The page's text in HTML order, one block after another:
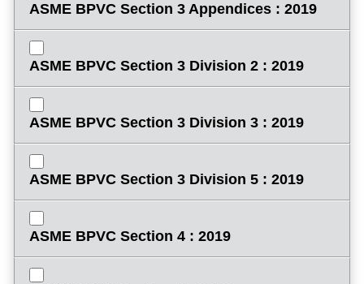
ASME BPVC Section 3 Appendices : 2019
ASME BPVC Section 3 Division 2 : 2019
ASME BPVC Section 3 Division 3 : 2019
ASME BPVC Section 3 Division 5 : 2019
ASME BPVC Section 4 : 2019